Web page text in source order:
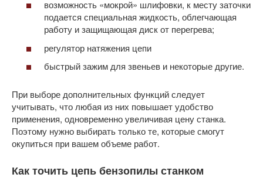
возможность «мокрой» шлифовки, к месту заточки
подается специальная жидкость, облегчающая
работу и защищающая диск от перегрева;
регулятор натяжения цепи
быстрый зажим для звеньев и некоторые другие.
При выборе дополнительных функций следует
учитывать, что любая из них повышает удобство
применения, одновременно увеличивая цену станка.
Поэтому нужно выбирать только те, которые смогут
окупиться при вашем объеме работ.
Как точить цепь бензопилы станком